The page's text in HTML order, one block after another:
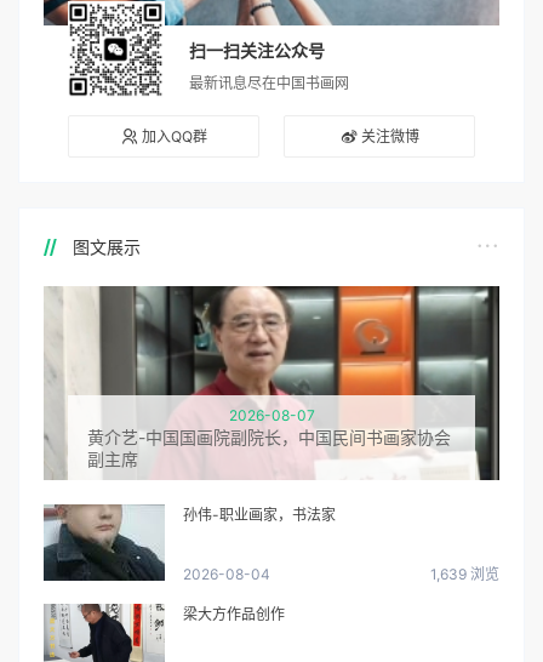
扫一扫关注公众号
最新讯息尽在中国书画网
加入QQ群 关注微博
图文展示
2026-08-07
黄介艺-中国国画院副院长，中国民间书画家协会
副主席
孙伟-职业画家，书法家
2026-08-04 1,639 浏览
梁大方作品创作